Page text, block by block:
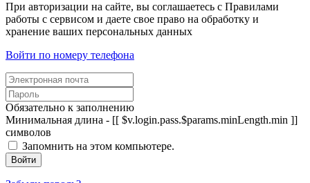
При авторизации на сайте, вы соглашаетесь с Правилами
работы с сервисом и даете свое право на обработку и
хранение ваших персональных данных
Войти по номеру телефона
Обязательно к заполнению
Минимальная длина - [[ $v.login.pass.$params.minLength.min ]]
символов
Запомнить на этом компьютере.
Войти